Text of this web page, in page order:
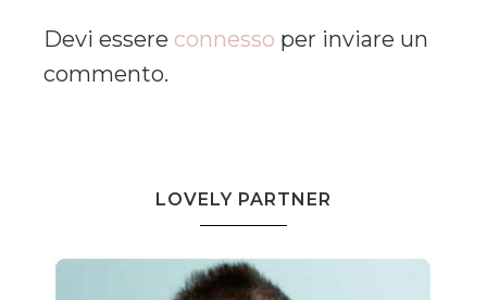
Devi essere connesso per inviare un
commento.
LOVELY PARTNER